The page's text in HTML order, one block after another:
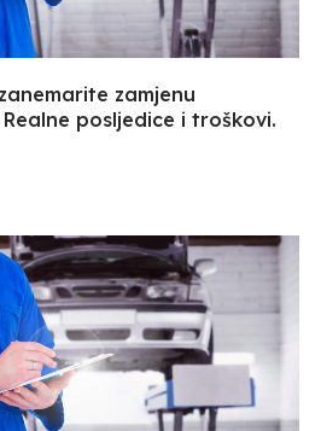
zamjenu
posljedice i troškovi.